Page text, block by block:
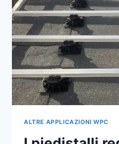
È
MA
HA
UNA
ALTRE APPLICAZIONI WPC